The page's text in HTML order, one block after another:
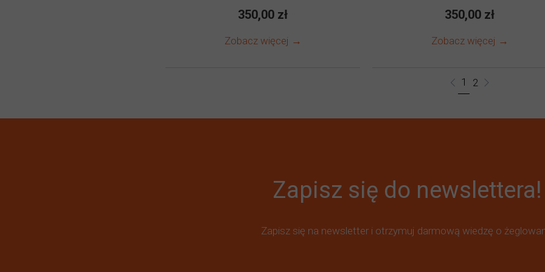
Zapisz się do newslettera!
Zapisz się na newsletter i otrzymuj darmową wiedzę o
350,00 zł
Zobacz więcej →
350,00 zł
Zobacz więcej →
1 2